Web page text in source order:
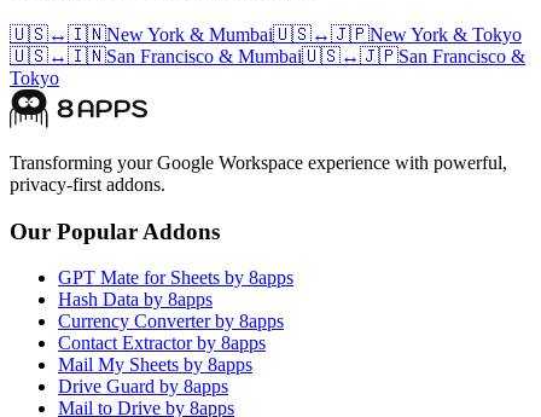
🇺🇸↔🇮🇳New York & Mumbai🇺🇸↔🇯🇵New York & Tokyo
🇺🇸↔🇮🇳San Francisco & Mumbai🇺🇸↔🇯🇵San Francisco &
Tokyo
Transforming your Google Workspace experience with powerful,
privacy-first addons.
Our Popular Addons
GPT Mate for Sheets by 8apps
Hash Data by 8apps
Currency Converter by 8apps
Contact Extractor by 8apps
Mail My Sheets by 8apps
Drive Guard by 8apps
Mail to Drive by 8apps